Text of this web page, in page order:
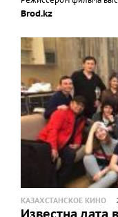
Brod.kz
КАЗАХСТАНСКОЕ КИНО